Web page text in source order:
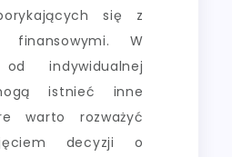
się z
finansowymi. W
od indywidualnej
istnieć inne
warto rozważyć
decyzji o